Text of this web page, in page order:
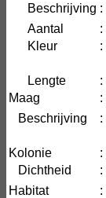
Beschrijving :
Aantal :
Kleur
:
Lengte :
Maag
:
Beschrijving :
Kolonie :
Dichtheid
:
Habitat :